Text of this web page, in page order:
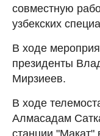
совместную
узбекских
В ходе
президенты
Мирзиеев.
В ходе
Алмасадам
станции "Макат"